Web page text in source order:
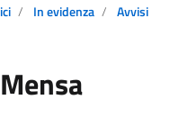
In evidenza
Avvisi